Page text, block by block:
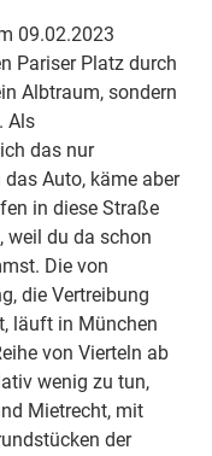
09.02.2023
Pariser Platz durch
Albtraum, sondern
Als
das nur
Auto, käme aber
in diese Straße
weil du da schon
Die von
die Vertreibung
läuft in München
von Vierteln ab
wenig zu tun,
Mietrecht, mit
der